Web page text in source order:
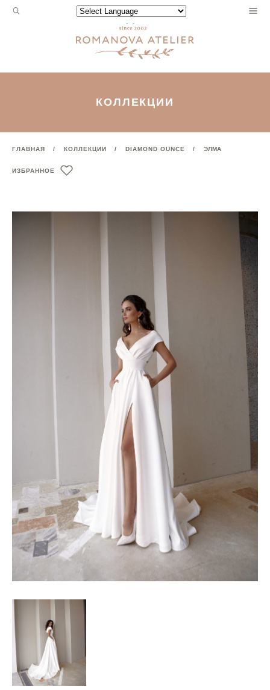
Запрос
Powered by
КОЛЛЕКЦИИ
ГЛАВНАЯ КОЛЛЕКЦИИ DIAMOND OUNCE ЭЛМА
ИЗБРАННОЕ